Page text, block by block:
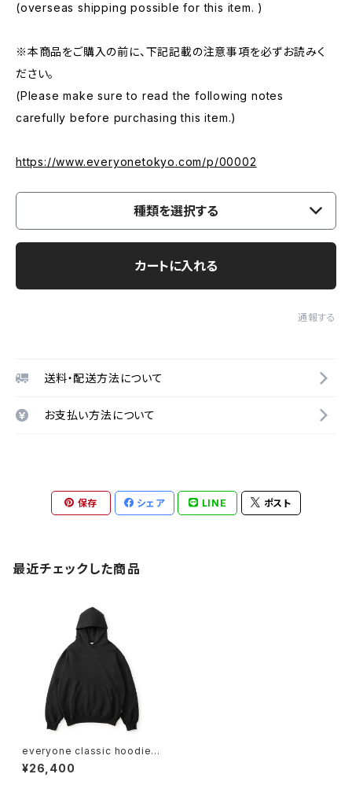
(overseas shipping possible for this item. )
※本商品をご購入の前に、下記記載の注意事項を必ずお読みく
ださい。
(Please make sure to read the following notes
carefully before purchasing this item.)
https://www.everyonetokyo.com/p/00002
種類を選択する
カートに入れる
通報する
送料・配送方法について
お支払い方法について
保存 シェア LINE ポスト
最近チェックした商品
everyone classic hoodie
(BLACK)
¥26,400